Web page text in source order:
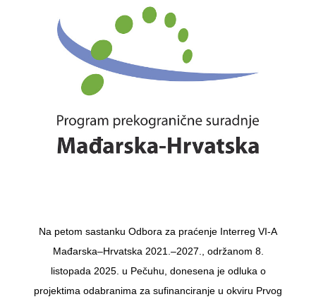
Na petom sastanku Odbora za praćenje Interreg VI-A
Mađarska–Hrvatska 2021.–2027., održanom 8.
listopada 2025. u Pečuhu, donesena je odluka o
projektima odabranima za sufinanciranje u okviru Prvog